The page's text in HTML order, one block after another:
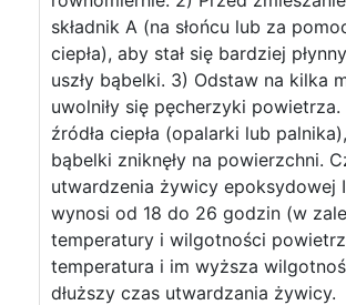
składnik A (na słońcu lub za
ciepła), aby stał się bardziej
uszły bąbelki. 3) Odstaw na kilka
uwolniły się pęcherzyki
źródła ciepła (opalarki lub
bąbelki zniknęły na powierzchni.
utwardzenia żywicy epoksydowej
wynosi od 18 do 26 godzin (w
temperatury i wilgotności
temperatura i im wyższa
dłuższy czas utwardzania żywicy.